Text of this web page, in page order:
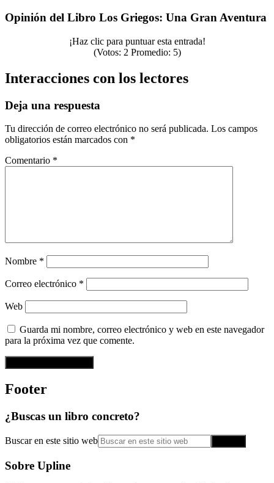
Opinión del Libro Los Griegos: Una Gran Aventura
¡Haz clic para puntuar esta entrada!
(Votos: 2 Promedio: 5)
Interacciones con los lectores
Deja una respuesta
Tu dirección de correo electrónico no será publicada. Los campos
obligatorios están marcados con *
Comentario *
Nombre *
Correo electrónico *
Web
Guarda mi nombre, correo electrónico y web en este navegador
para la próxima vez que comente.
Footer
¿Buscas un libro concreto?
Buscar en este sitio web
Sobre Upline